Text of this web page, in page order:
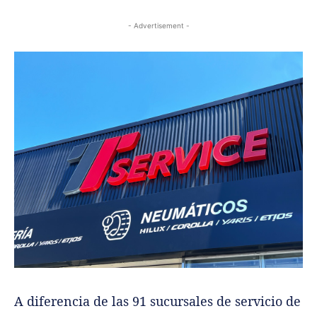
- Advertisement -
A diferencia de las 91 sucursales de servicio de